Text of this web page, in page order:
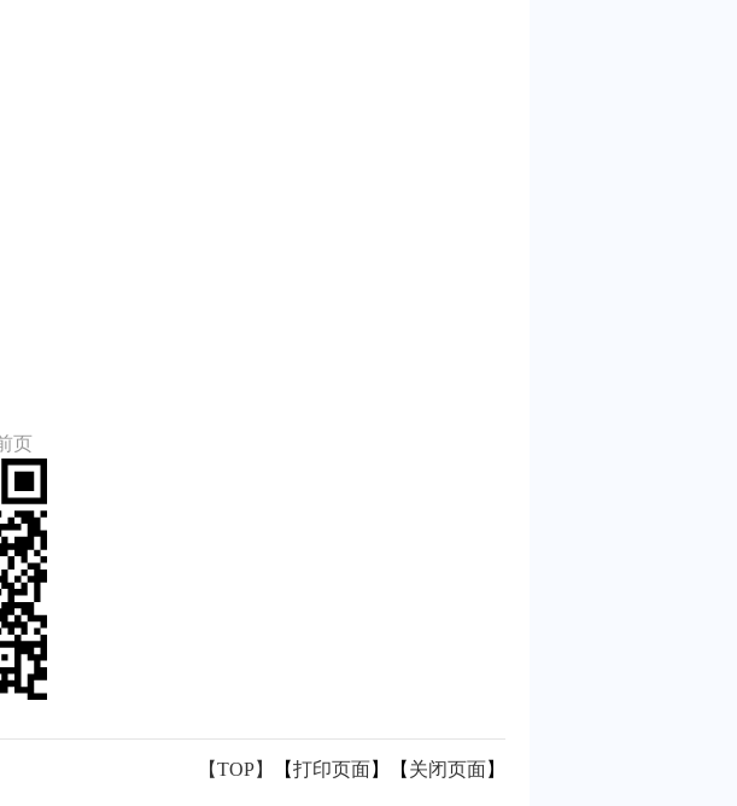
页
【TOP】 【打印页面】【 关闭页面】